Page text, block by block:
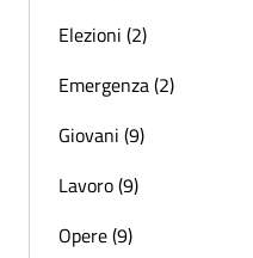
Elezioni (2)
Emergenza (2)
Giovani (9)
Lavoro (9)
Opere (9)